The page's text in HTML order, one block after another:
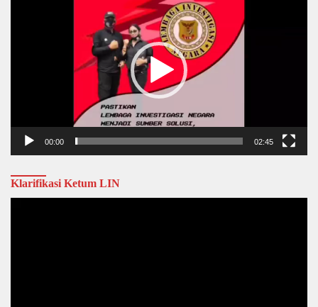
00:00 02:45
Klarifikasi Ketum LIN